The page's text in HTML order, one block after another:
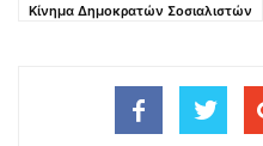
Κίνημα Δημοκρατών Σοσιαλιστών